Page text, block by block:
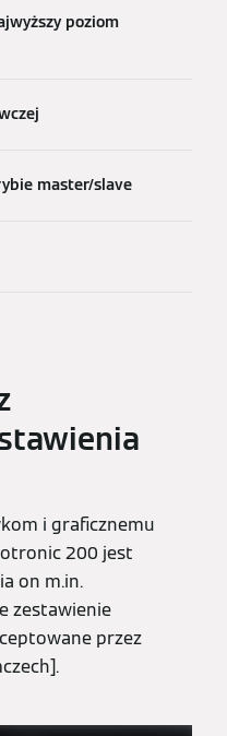
poziom
master/slave
i graficznemu
200 jest
on m.in.
zestawienie
przez